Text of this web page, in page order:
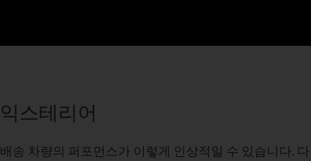
익스테리어
배송 차량의 퍼포먼스가 이렇게 인상적일 수 있습니다. 다